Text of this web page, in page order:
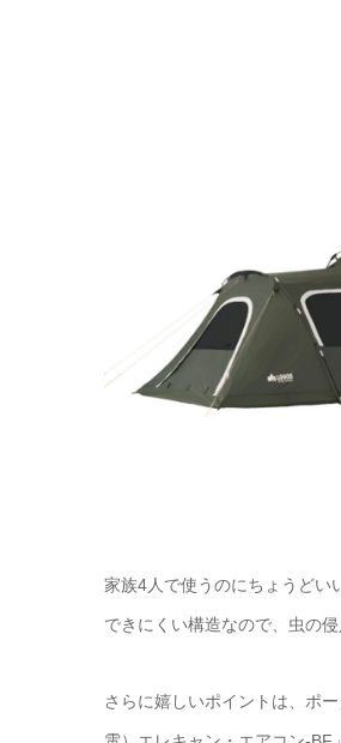
家族4人で使うのにちょうどい
できにくい構造なので、虫の侵
さらに嬉しいポイントは、ポ